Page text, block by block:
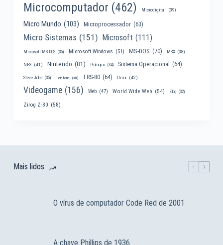
Microcomputador (462) Microdigital (39)
Micro Mundo (103) Microprocessador (63)
Micro Sistemas (151) Microsoft (111)
Microsoft MS-DOS (35) Microsoft Windows (51) MS-DOS (70) MSX (38)
NES (41) Nintendo (81) Prológica (34) Sistema Operacional (64)
Steve Jobs (35) Telefone (30) TRS-80 (64) Unix (42)
Videogame (156) Web (47) World Wide Web (54) Zilog (32)
Zilog Z-80 (58)
Mais lidos
O vírus de computador Code Red de 2001
A chave Phillips de 1936